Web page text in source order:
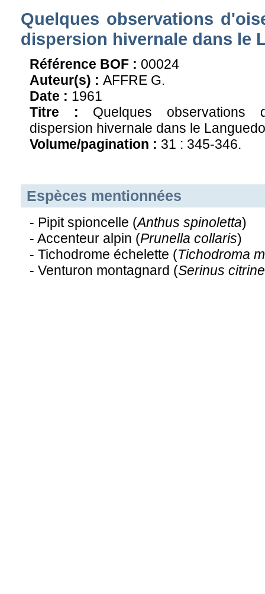
Quelques observations
dispersion hivernale dans le
Référence BOF : 00024
Auteur(s) : AFFRE G.
Date : 1961
Titre : Quelques observations
dispersion hivernale dans le
Volume/pagination : 31 : 345-346.
Espèces mentionnées
- Pipit spioncelle (Anthus spinoletta)
- Accenteur alpin (Prunella collaris)
- Tichodrome échelette (Tichodroma
- Venturon montagnard (Serinus